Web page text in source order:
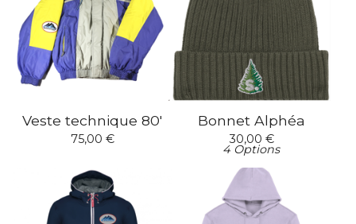
Veste technique 80'
75,00 €
Bonnet Alphéa
30,00 €
4 Options